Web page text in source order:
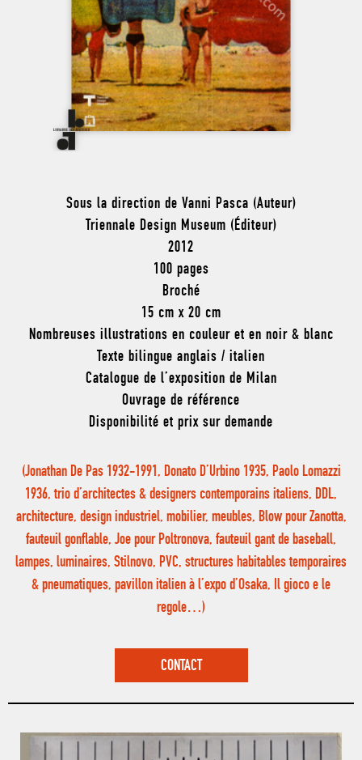
Sous la direction de Vanni Pasca (Auteur)
Triennale Design Museum (Éditeur)
2012
100 pages
Broché
15 cm x 20 cm
Nombreuses illustrations en couleur et en noir & blanc
Texte bilingue anglais / italien
Catalogue de l’exposition de Milan
Ouvrage de référence
Disponibilité et prix sur demande
(Jonathan De Pas 1932-1991, Donato D’Urbino 1935, Paolo Lomazzi
1936, trio d’architectes & designers contemporains italiens, DDL,
architecture, design industriel, mobilier, meubles, Blow pour Zanotta,
fauteuil gonflable, Joe pour Poltronova, fauteuil gant de baseball,
lampes, luminaires, Stilnovo, PVC, structures habitables temporaires
& pneumatiques, pavillon italien à l’expo d’Osaka, Il gioco e le
regole…)
CONTACT